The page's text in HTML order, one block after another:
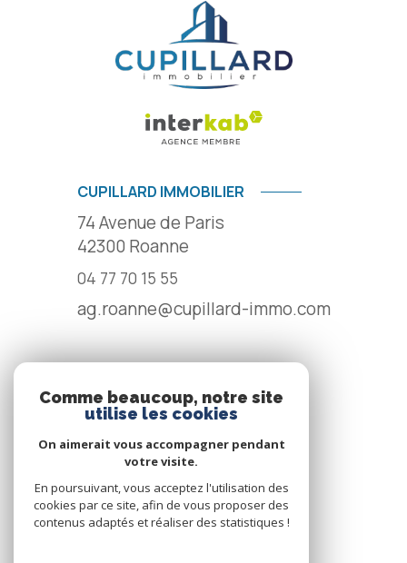
CUPILLARD IMMOBILIER
74 Avenue de Paris
42300 Roanne
04 77 70 15 55
ag.roanne@cupillard-immo.com
NOUS SUIVRE
Comme beaucoup, notre site
utilise les cookies
On aimerait vous accompagner pendant
votre visite.
En poursuivant, vous acceptez l'utilisation des
cookies par ce site, afin de vous proposer des
contenus adaptés et réaliser des statistiques !